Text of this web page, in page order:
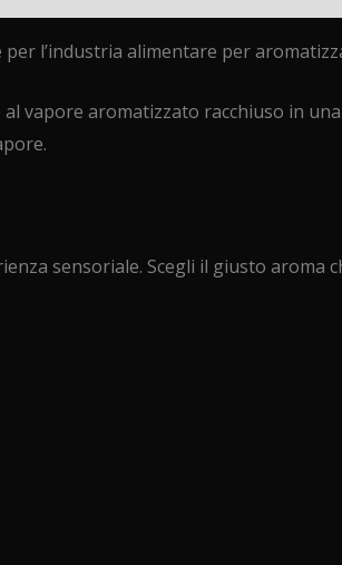
l’industria alimentare per
vapore aromatizzato racchiuso in
sensoriale. Scegli il giusto aroma